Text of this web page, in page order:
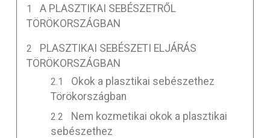
A PLASZTIKAI SEBÉSZETRŐL
TÖRÖKORSZÁGBAN
PLASZTIKAI SEBÉSZETI ELJÁRÁS
TÖRÖKORSZÁGBAN
Okok a plasztikai sebészethez
Törökországban
Nem kozmetikai okok a plasztikai
sebészethez